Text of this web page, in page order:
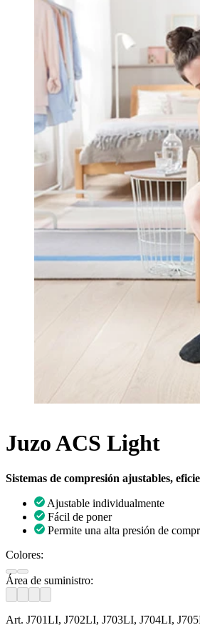
Juzo ACS Light
Sistemas de compresión ajustables,
Ajustable individualmente
Fácil de poner
Permite una alta presión de
Colores:
Área de suministro:
Art. J701LI, J702LI, J703LI, J704LI,